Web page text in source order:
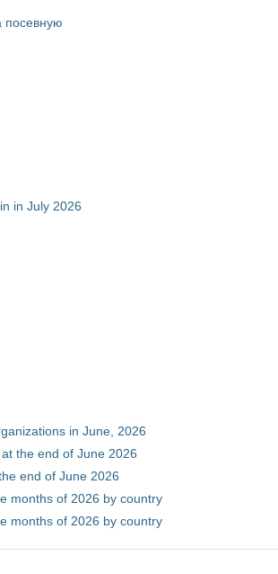
посевную
in July 2026
in June, 2026
the end of June 2026
end of June 2026
months of 2026 by country
months of 2026 by country